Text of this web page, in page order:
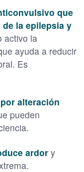
que
la epilepsia y
activo la
ayuda a reducir
Es
alteración
pueden
ardor y